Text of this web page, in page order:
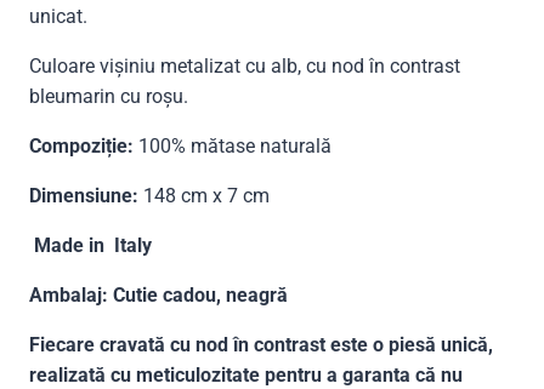
unicat.
Culoare vișiniu metalizat cu alb, cu nod în contrast
bleumarin cu roșu.
Compoziție: 100% mătase naturală
Dimensiune: 148 cm x 7 cm
Made in Italy
Ambalaj: Cutie cadou, neagră
Fiecare cravată cu nod în contrast este o piesă unică,
realizată cu meticulozitate pentru a garanta că nu